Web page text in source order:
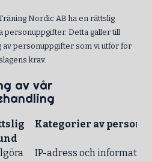
Nordic AB ha en rättslig
personuppgifter. Detta gäller till
av personuppgifter som vi utför för
krav.
av vår
Kategorier av
IP-adress och